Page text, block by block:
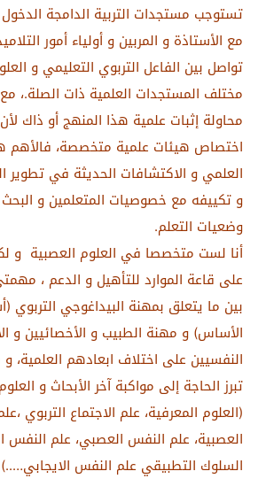
تستوجب مستجدات التربية الدامجة
مع الأستاذة و المربين و أولياء أمور
تواصل بين الفاعل التربوي التعليمي و
مختلف المستجدات العلمية ذات الصلة.،
محاولة إثبات علمية هذا المنهج أو ذاك
اختصاص هيئات علمية متخصصة، فالأهم
العلمي و الاكتشافات الحديثة في تطوير
و تكييفه مع خصوصيات المتعلمين و
وضعيات التعلم.
أنا لست متخصصا في العلوم العصبية و
على قاعة الموارد للتأهيل و الدعم ،
بين ما يتعلق بمهنة البيداغوجي التربوي
الأساس) و مهنة الطبيب و الأخصائيين و
النفسيين على اختلاف ابعادهم
تبرز الحاجة إلى مواكبة آخر الأبحاث و
(العلوم المعرفية، علم الاجتماع التربوي
العصبية، علم النفس العصبي، علم النفس
السلوك التطبيقي علم النفس الايجابي…..)